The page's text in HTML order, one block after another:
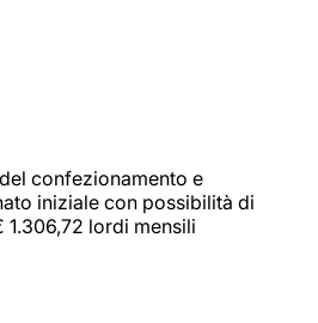
confezionamento e
iniziale con possibilità di
lordi mensili